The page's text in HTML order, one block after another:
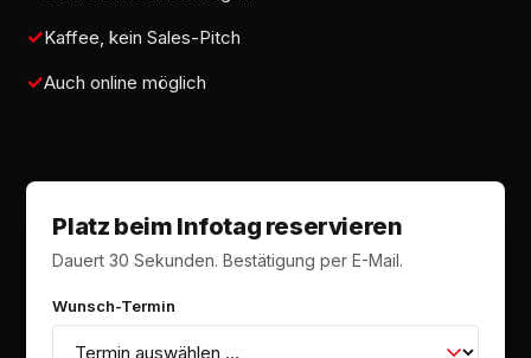
Kaffee, kein Sales-Pitch
Auch online möglich
Platz beim Infotag reservieren
Dauert 30 Sekunden. Bestätigung per E-Mail.
Wunsch-Termin